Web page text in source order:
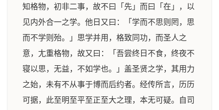
知格物，初非二事，故不曰「先」而曰「在」，以
见内外合一之学。他日又曰：「学而不思则罔，思
而不学则殆。」思学并用，格致同功，而圣人之
意，尢重格物，故又曰：「吾尝终日不食，终夜不
寝以思，无益，不如学也。」盖圣贤之学，其用力
之始，未有不从事于博而后约者。经传所言，历历
可据，此至明至平至正至大之理，本无可疑。自司